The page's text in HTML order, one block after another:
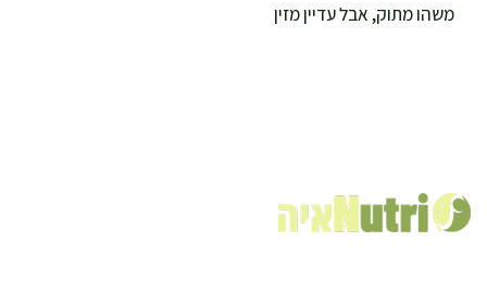
משהו מתוק, אבל עדיין מזין